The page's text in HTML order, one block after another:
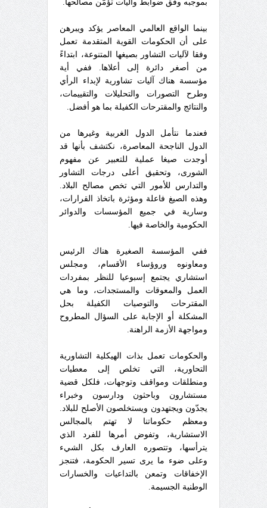
بموجبه وفق ضوابط وآليات تؤمّن مصالحها.
بينما الواقع العالمي المعاصر يؤكد ويبرهن
على أن الحكومات القوية المتقدمة تعمل
وفقا لآليات التشاور بصيغها المتنوعة، ابتداءً
من أصغر دائرة إلى أعلاها. ففي أية
مؤسسة هناك آليات تشاورية لإبداء الرأي
وطرح التصورات والتحليلات والتقييمات،
والنتائج والمقترحات الكفيلة بما هو أفضل.
فعندما نتأمل الدول الغربية وغيرها من
الدول الناجحة المعاصرة، نكتشف بأنها قد
أوجدت صيغا عملية للتعبير عن مفهوم
الشورى، وتحقيق أعلى درجات التشاور
والتدارس للأمور التي تخص مصالح البلاد.
وهذه الصيغ فاعلة ومؤثرة باتخاذ القرارات،
وسارية في جميع المؤسسات والدوائر
الحكومية والخاصة فيها.
ففي المؤسسة الصغيرة هناك الرئيس
ومعاونوه وروؤساء الأقسام، ومجلس
استشاري يجتمع إسبوعيا للنظر بمفردات
العمل والمعوقات والمستجدات، وما هي
المقترحات والتوصيات الكفيلة بحل
المشكلة أو الإجابة على السؤال المطروح
ومواجهة الأزمة الراهنة.
والحكومات تعمل بذات الهيكلية التشاورية
التحاورية، التي تخلص إلى معطيات
ومنطلقات ومواقف وتوجهات، فلكل قضية
مستشارون وباحثون ودارسون وخبراء
يجدّون ويجتهدون ويستخلصون الأصلح للبلاد.
ومعظم حكوماتنا لا تهتم بالمجالس
الاستشارية، وتفوض أمرها للفرد الذي
يترأسها، وتتصوره العارف بكل الشيء
وعلى ضوء ما يرى تسير الحكومة، فتنجز
الإخفاقات وتمعن بالتداعيات والخسارات
الوطنية الجسيمة.